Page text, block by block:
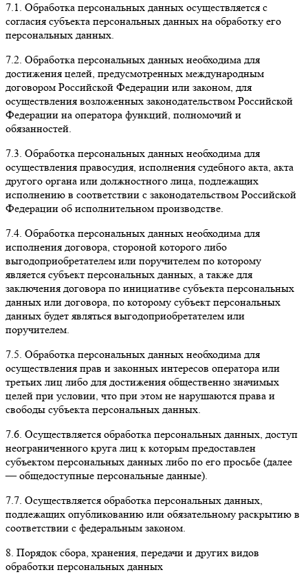
7.1. Обработка персональных данных осуществляется с
согласия субъекта персональных данных на обработку его
персональных данных.
7.2. Обработка персональных данных необходима для
достижения целей, предусмотренных международным
договором Российской Федерации или законом, для
осуществления возложенных законодательством Российской
Федерации на оператора функций, полномочий и
обязанностей.
7.3. Обработка персональных данных необходима для
осуществления правосудия, исполнения судебного акта, акта
другого органа или должностного лица, подлежащих
исполнению в соответствии с законодательством Российской
Федерации об исполнительном производстве.
7.4. Обработка персональных данных необходима для
исполнения договора, стороной которого либо
выгодоприобретателем или поручителем по которому
является субъект персональных данных, а также для
заключения договора по инициативе субъекта персональных
данных или договора, по которому субъект персональных
данных будет являться выгодоприобретателем или
поручителем.
7.5. Обработка персональных данных необходима для
осуществления прав и законных интересов оператора или
третьих лиц либо для достижения общественно значимых
целей при условии, что при этом не нарушаются права и
свободы субъекта персональных данных.
7.6. Осуществляется обработка персональных данных, доступ
неограниченного круга лиц к которым предоставлен
субъектом персональных данных либо по его просьбе (далее
— общедоступные персональные данные).
7.7. Осуществляется обработка персональных данных,
подлежащих опубликованию или обязательному раскрытию в
соответствии с федеральным законом.
8. Порядок сбора, хранения, передачи и других видов
обработки персональных данных